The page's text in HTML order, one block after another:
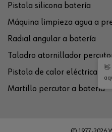
Pistola silicona batería
Máquina limpieza agua a
Radial angular a batería
Taladro atornillador
Pistola de calor eléctrica
Martillo percutor a batería
👋